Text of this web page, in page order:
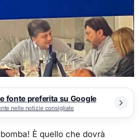
fonte preferita su Google
nelle notizie consigliate
È quello che dovrà